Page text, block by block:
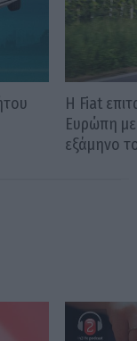
Η Fiat
Ευρώπη
εξάμηνο